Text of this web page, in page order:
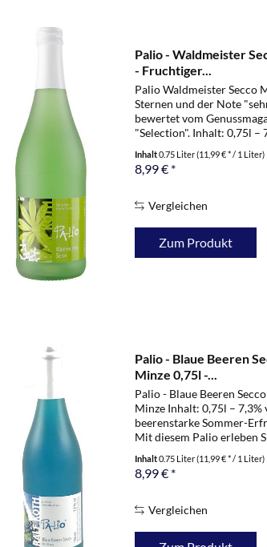
Palio - Waldmeister
- Fruchtiger...
Palio Waldmeister Secco
Sternen und der Note
bewertet vom
"Selection". Inhalt: 0,75l –
herrlich aromatisch-
Geschmacksimpression
Inhalt0.75 Liter(11,99 € * / 1 Liter)
8,99 € *
Vergleichen
Zum Produkt
Palio - Blaue Beeren
Minze 0,75l -...
Palio - Blaue Beeren
Minze Inhalt: 0,75l – 7,3%
beerenstarke Sommer-
Mit diesem Palio erleben
feinherbe Fruchtnoten von
vollreifen Brombeeren und
Inhalt0.75 Liter(11,99 € * / 1 Liter)
8,99 € *
Vergleichen